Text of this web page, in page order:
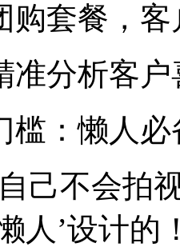
购套餐，
准分析客
槛：懒人
己不会拍
人’设计的